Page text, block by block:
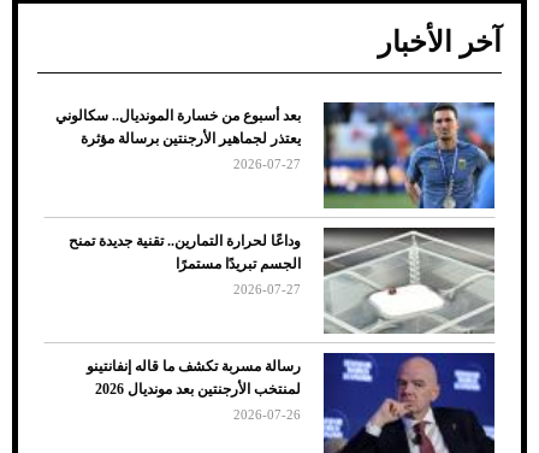
ضعف تبريد مكيف السيارة عند الوقوف.. أشهر
الأسباب والحلول
آخر الأخبار
بعد أسبوع من خسارة المونديال.. سكالوني
يعتذر لجماهير الأرجنتين برسالة مؤثرة
2026-07-27
وداعًا لحرارة التمارين.. تقنية جديدة تمنح
الجسم تبريدًا مستمرًا
2026-07-27
رسالة مسربة تكشف ما قاله إنفانتينو
لمنتخب الأرجنتين بعد مونديال 2026
2026-07-26